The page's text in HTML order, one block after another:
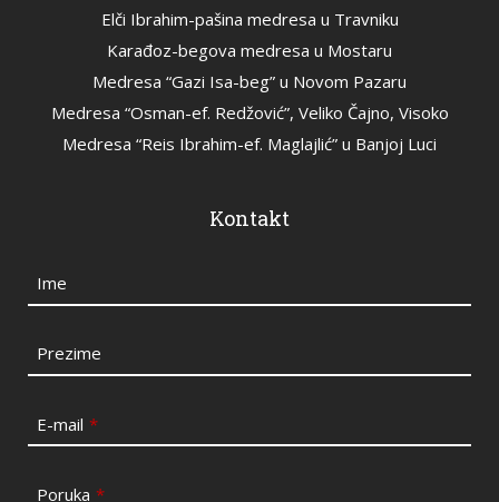
Elči Ibrahim-pašina medresa u Travniku
Karađoz-begova medresa u Mostaru
Medresa “Gazi Isa-beg” u Novom Pazaru
Medresa “Osman-ef. Redžović”, Veliko Čajno, Visoko
Medresa “Reis Ibrahim-ef. Maglajlić” u Banjoj Luci
Kontakt
Ime
Prezime
E-mail *
Poruka *